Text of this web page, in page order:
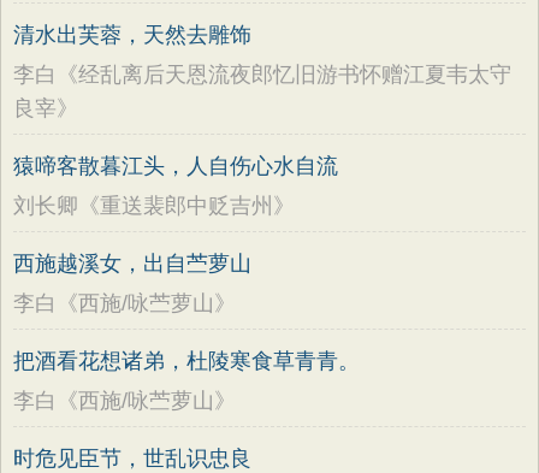
清水出芙蓉，天然去雕饰
李白《经乱离后天恩流夜郎忆旧游书怀赠江夏韦太守
良宰》
猿啼客散暮江头，人自伤心水自流
刘长卿《重送裴郎中贬吉州》
西施越溪女，出自苎萝山
李白《西施/咏苎萝山》
把酒看花想诸弟，杜陵寒食草青青。
李白《西施/咏苎萝山》
时危见臣节，世乱识忠良